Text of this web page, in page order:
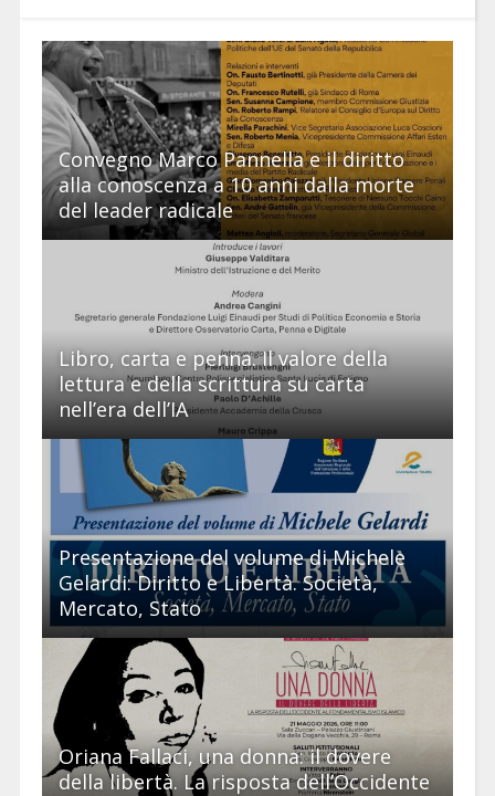
Convegno Marco Pannella e il diritto
alla conoscenza a 10 anni dalla morte
del leader radicale
Libro, carta e penna. Il valore della
lettura e della scrittura su carta
nell’era dell’IA
Presentazione del volume di Michele
Gelardi: Diritto e Libertà. Società,
Mercato, Stato
Oriana Fallaci, una donna: il dovere
della libertà. La risposta dell’Occidente